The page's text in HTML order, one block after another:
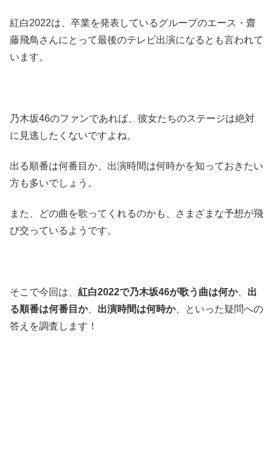
紅白2022は、卒業を発表しているグループのエース・齋
藤飛鳥さんにとって最後のテレビ出演になるとも言われて
います。
乃木坂46のファンであれば、彼女たちのステージは絶対
に見逃したくないですよね。
出る順番は何番目か、出演時間は何時かを知っておきたい
方も多いでしょう。
また、どの曲を歌ってくれるのかも、さまざまな予想が飛
び交っているようです。
そこで今回は、 紅白2022で乃木坂46が歌う曲は何か、 出
る順番は何番目か、 出演時間は何時か、といった疑問への
答えを調査します！